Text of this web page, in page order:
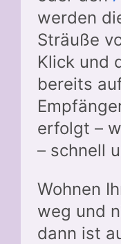
werden
Sträuße
Klick und
bereits
erfolgt –
– schnell
Wohnen
weg und
dann ist